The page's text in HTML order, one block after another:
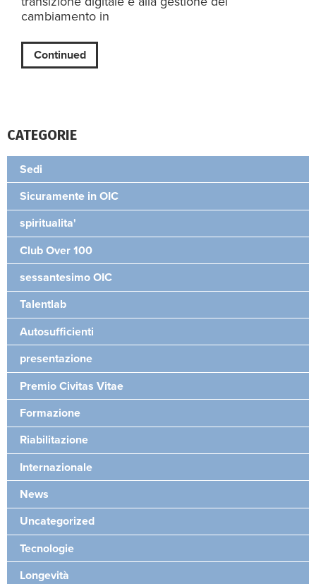
cambiamento in
Continued
CATEGORIE
Sedi
Sicuramente in OIC
spiritualita'
Club Over 100
sessantesimo OIC
Talentlab
Autosufficienti
presentazione
Premio Civitas Vitae
Formazione
Riabilitazione
Internazionale
News
Uncategorized
Tecnologie
Longevità